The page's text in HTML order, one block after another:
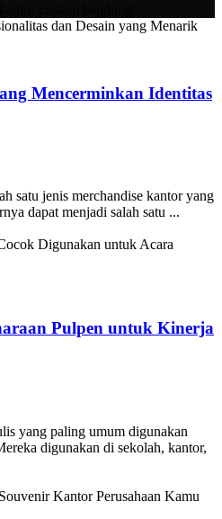
Mencerminkan Identitas
satu jenis merchandise kantor yang
dapat menjadi salah satu ...
Pulpen untuk Kinerja
yang paling umum digunakan
digunakan di sekolah, kantor,